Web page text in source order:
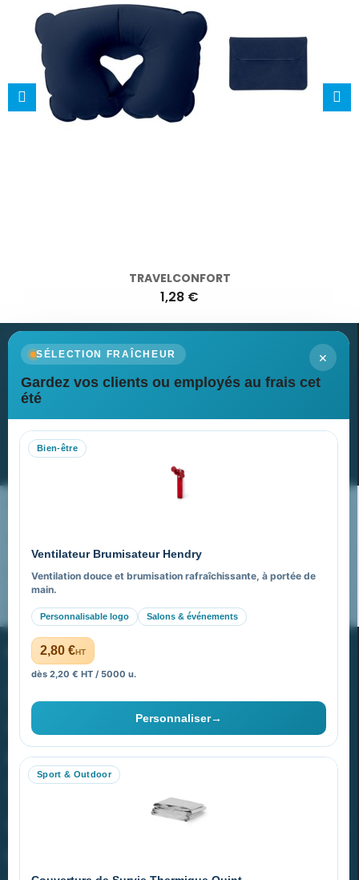
TRAVELCONFORT
1,28 €
×
SÉLECTION FRAÎCHEUR
Gardez vos clients ou employés au frais cet
été
Bien-être
Ventilateur Brumisateur Hendry
Ventilation douce et brumisation rafraîchissante, à portée de
main.
Personnalisable logo Salons & événements
2,80 €HT
dès 2,20 € HT / 5000 u.
Personnaliser→
Sport & Outdoor
Newsletter
Recevez nos dernières nouvelles et nos offres spéciales
Nos expertises & accompagnement global
FAQ sur Promenoch Goodies Pub France
Pourquoi ça a marché à 100% pour moi ?
PROMENOCH GOODIES
40 rue Madeleine Michelis
92 200 Neuilly